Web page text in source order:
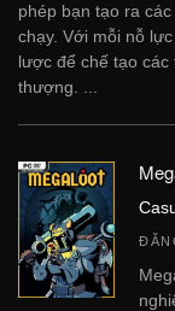
phép bạn tạo ra
chạy. Với mỗi nỗ
lược để chế tạo
thượng. ...